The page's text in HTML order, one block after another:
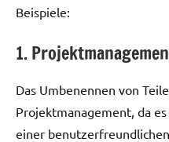
Beispiele:
1.
Das Umbenennen von
Projektmanagement, da
einer